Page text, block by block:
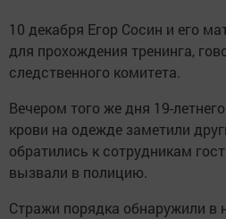
10 декабря Егор Сосин и его
для прохождения тренинга,
следственного комитета.
Вечером того же дня 19-
крови на одежде заметили
обратились к сотрудникам
вызвали в полицию.
Стражи порядка обнаружили в